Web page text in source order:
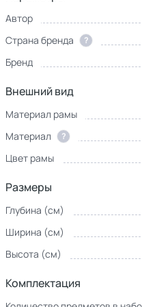
Автор
Страна бренда
?
Бренд
Внешний вид
Материал рамы
Материал
?
Цвет рамы
Размеры
Глубина (см)
Ширина (см)
Высота (см)
Комплектация